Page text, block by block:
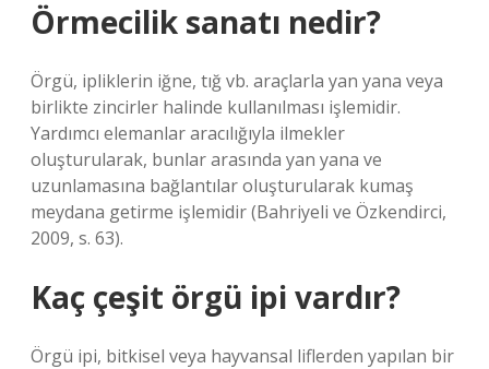
Örmecilik sanatı nedir?
Örgü, ipliklerin iğne, tığ vb. araçlarla yan yana veya
birlikte zincirler halinde kullanılması işlemidir.
Yardımcı elemanlar aracılığıyla ilmekler
oluşturularak, bunlar arasında yan yana ve
uzunlamasına bağlantılar oluşturularak kumaş
meydana getirme işlemidir (Bahriyeli ve Özkendirci,
2009, s. 63).
Kaç çeşit örgü ipi vardır?
Örgü ipi, bitkisel veya hayvansal liflerden yapılan bir